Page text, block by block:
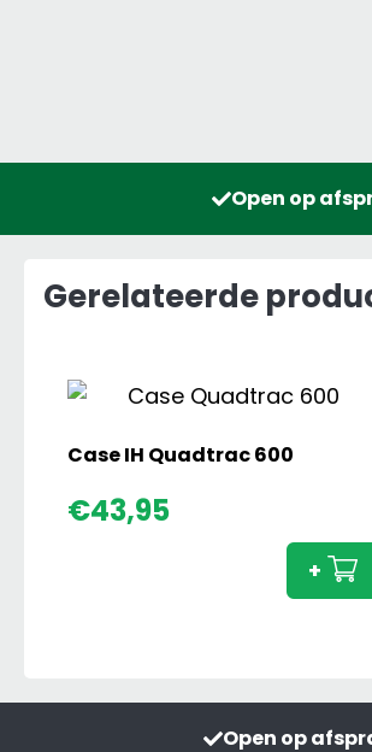
Open op
Gerelateerde
Case IH Quadtrac 600
€43,95
+
Open op